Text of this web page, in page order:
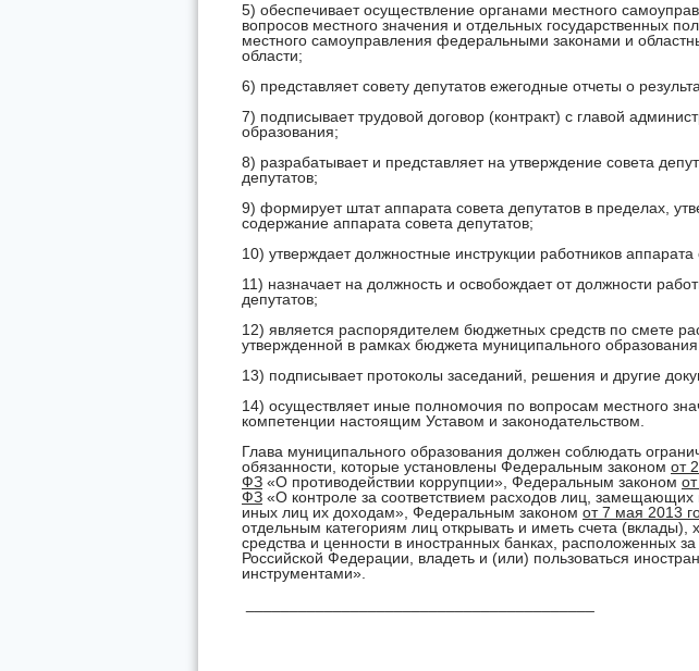
5) обеспечивает осуществление органами местного
вопросов местного значения и отдельных государственных
местного самоуправления федеральными законами и
области;
6) представляет совету депутатов ежегодные отчеты о
7) подписывает трудовой договор (контракт) с главой
образования;
8) разрабатывает и представляет на утверждение совета
депутатов;
9) формирует штат аппарата совета депутатов в пределах,
содержание аппарата совета депутатов;
10) утверждает должностные инструкции работников аппарата
11) назначает на должность и освобождает от должности
депутатов;
12) является распорядителем бюджетных средств по смете
утвержденной в рамках бюджета муниципального
13) подписывает протоколы заседаний, решения и другие
14) осуществляет иные полномочия по вопросам местного
компетенции настоящим Уставом и законодательством.
Глава муниципального образования должен соблюдать
обязанности, которые установлены Федеральным законом от
ФЗ «О противодействии коррупции», Федеральным законом
ФЗ «О контроле за соответствием расходов лиц, замещающих
иных лиц их доходам», Федеральным законом от 7 мая 2013
отдельным категориям лиц открывать и иметь счета
средства и ценности в иностранных банках, расположенных
Российской Федерации, владеть и (или) пользоваться
инструментами».